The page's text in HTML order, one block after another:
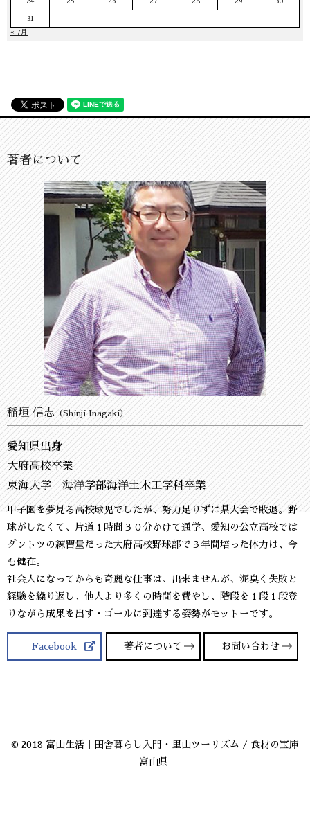
24 25 26 27 28 29 30
31
« 7月
著者について
稲垣 信志（Shinji Inagaki）
愛知県出身
大府高校卒業
東海大学 海洋学部海洋土木工学科卒業
甲子園を夢見る高校球児でしたが、努力足りずに県大会で敗退。野
球がしたくて、片道１時間３０分かけて通学、愛知の公立高校では
ダントツの練習量だった大府高校野球部で３年間培った体力は、今
も健在。
社会人になってからも奇麗な仕事は、出来ませんが、泥臭く失敗と
経験を繰り返し、他人より多くの時間を費やし、階段を１段１段登
りながら成果を出す・ゴールに到達する姿勢がモットーです。
Facebook 著者について お問い合わせ
© 2018 富山生活｜田舎暮らし入門・里山ツーリズム / 食材の宝庫
富山県